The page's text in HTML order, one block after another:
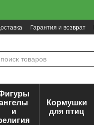
Гарантия и возврат
и
Кормушки
для птиц